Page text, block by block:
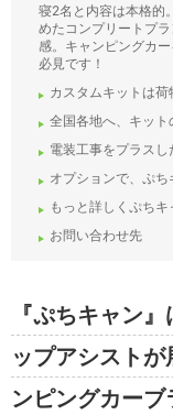
寝2名と内容は本格的
めたコンプリートプ
感。キャンピングカ
必見です！
カスタムキットは
全国各地へ、キット
電装工事をプラスし
オプションで、ぷち
もっと詳しくぷちキ
お問い合わせ先
『ぷちキャン
ップアシスト
ンピングカー